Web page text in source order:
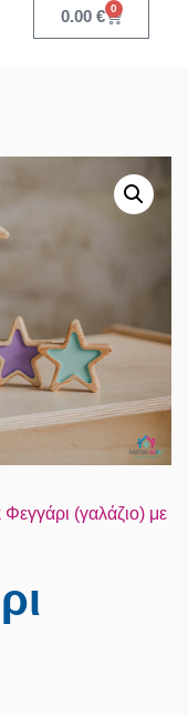
0.00 € 0
(γαλάζιο) με